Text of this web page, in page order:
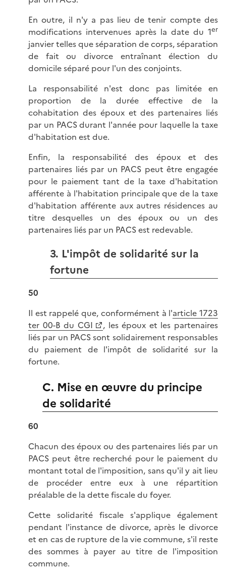
En outre, il n'y a pas lieu de tenir compte des
modifications intervenues après la date du 1er
janvier telles que séparation de corps, séparation
de fait ou divorce entraînant élection du
domicile séparé pour l'un des conjoints.
La responsabilité n'est donc pas limitée en
proportion de la durée effective de la
cohabitation des époux et des partenaires liés
par un PACS durant l'année pour laquelle la taxe
d'habitation est due.
Enfin, la responsabilité des époux et des
partenaires liés par un PACS peut être engagée
pour le paiement tant de la taxe d'habitation
afférente à l'habitation principale que de la taxe
d'habitation afférente aux autres résidences au
titre desquelles un des époux ou un des
partenaires liés par un PACS est redevable.
3. L'impôt de solidarité sur la
fortune
50
Il est rappelé que, conformément à l'article 1723
ter 00-B du CGI
, les époux et les partenaires
liés par un PACS sont solidairement responsables
du paiement de l'impôt de solidarité sur la
fortune.
C. Mise en œuvre du principe
de solidarité
60
Chacun des époux ou des partenaires liés par un
PACS peut être recherché pour le paiement du
montant total de l'imposition, sans qu'il y ait lieu
de procéder entre eux à une répartition
préalable de la dette fiscale du foyer.
Cette solidarité fiscale s'applique également
pendant l'instance de divorce, après le divorce
et en cas de rupture de la vie commune, s'il reste
des sommes à payer au titre de l'imposition
commune.